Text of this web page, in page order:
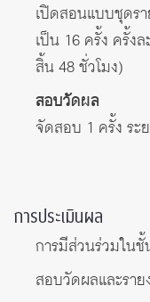
เปิดสอนแบบชุดร
เป็น 16 ครั้ง ครั้ง
สิ้น 48 ชั่วโมง)
สอบวัดผล
จัดสอบ 1 ครั้ง ระ
การประเมินผล
การมีส่วนร่วมใน
สอบวัดผลและรา